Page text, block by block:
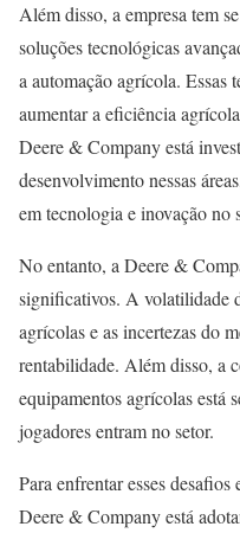
Além disso, a empresa tem
soluções tecnológicas
a automação agrícola. Essas
aumentar a eficiência
Deere & Company está
desenvolvimento nessas
em tecnologia e inovação no
No entanto, a Deere &
significativos. A volatilidade
agrícolas e as incertezas do
rentabilidade. Além disso, a
equipamentos agrícolas está
jogadores entram no setor.
Para enfrentar esses
Deere & Company está